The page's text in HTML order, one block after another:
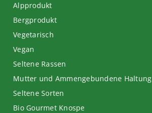
Alpprodukt
Bergprodukt
Vegetarisch
Vegan
Seltene Rassen
Mutter und Ammengebundene Haltung
Seltene Sorten
Bio Gourmet Knospe